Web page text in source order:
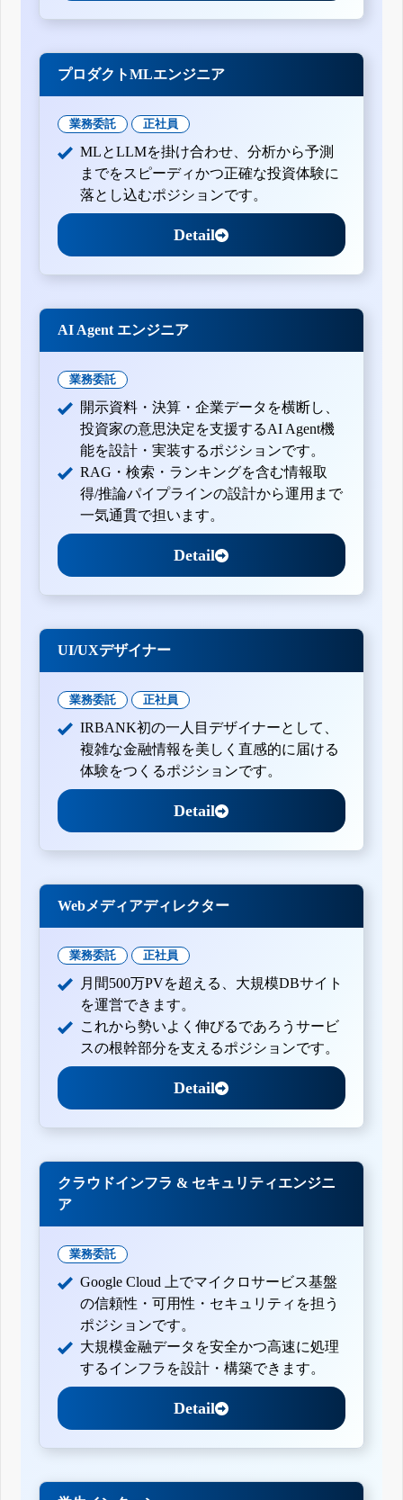
プロダクトMLエンジニア
業務委託 正社員
MLとLLMを掛け合わせ、分析から予測
までをスピーディかつ正確な投資体験に
落とし込むポジションです。
Detail
AI Agent エンジニア
業務委託
開示資料・決算・企業データを横断し、
投資家の意思決定を支援するAI Agent機
能を設計・実装するポジションです。
RAG・検索・ランキングを含む情報取
得/推論パイプラインの設計から運用まで
一気通貫で担います。
Detail
UI/UXデザイナー
業務委託 正社員
IRBANK初の一人目デザイナーとして、
複雑な金融情報を美しく直感的に届ける
体験をつくるポジションです。
Detail
Webメディアディレクター
業務委託 正社員
月間500万PVを超える、大規模DBサイト
を運営できます。
これから勢いよく伸びるであろうサービ
スの根幹部分を支えるポジションです。
Detail
クラウドインフラ & セキュリティエンジニ
ア
業務委託
Google Cloud 上でマイクロサービス基盤
の信頼性・可用性・セキュリティを担う
ポジションです。
大規模金融データを安全かつ高速に処理
するインフラを設計・構築できます。
Detail